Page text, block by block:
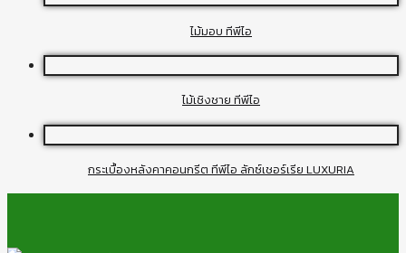
ไม้มอบ ทีพีไอ
ไม้เชิงชาย ทีพีไอ
กระเบื้องหลังคาคอนกรีต ทีพีไอ ลักซ์เชอร์เรีย LUXURIA